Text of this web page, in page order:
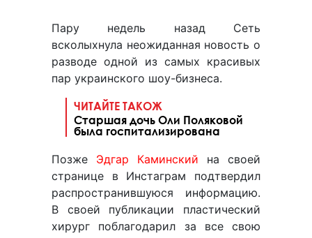
Пару недель назад Сеть
всколыхнула неожиданная новость о
разводе одной из самых красивых
пар украинского шоу-бизнеса.
ЧИТАЙТЕ ТАКОЖ
Старшая дочь Оли Поляковой
была госпитализирована
Позже Эдгар Каминский на своей
странице в Инстаграм подтвердил
распространившуюся информацию.
В своей публикации пластический
хирург поблагодарил за все свою